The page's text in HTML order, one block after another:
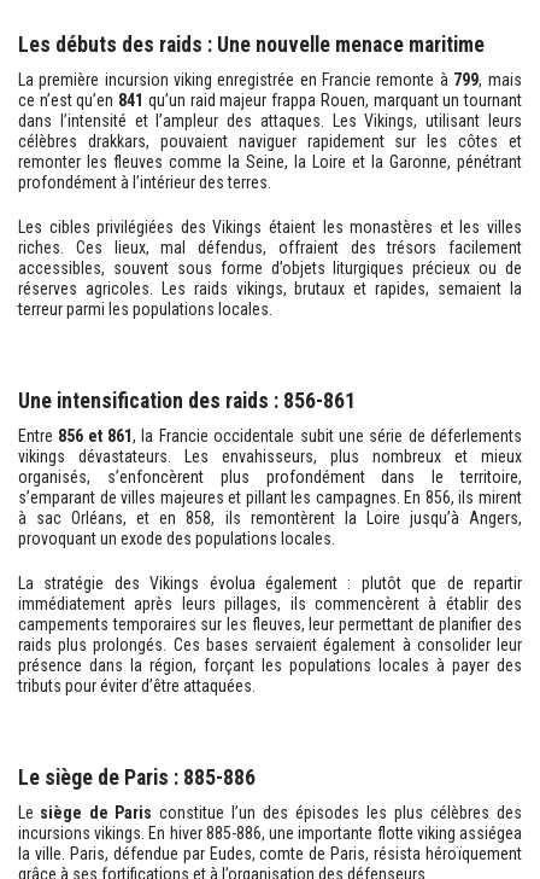
Les débuts des raids : Une nouvelle menace maritime
La première incursion viking enregistrée en Francie remonte à 799, mais
ce n’est qu’en 841 qu’un raid majeur frappa Rouen, marquant un tournant
dans l’intensité et l’ampleur des attaques. Les Vikings, utilisant leurs
célèbres drakkars, pouvaient naviguer rapidement sur les côtes et
remonter les fleuves comme la Seine, la Loire et la Garonne, pénétrant
profondément à l’intérieur des terres.
Les cibles privilégiées des Vikings étaient les monastères et les villes
riches. Ces lieux, mal défendus, offraient des trésors facilement
accessibles, souvent sous forme d’objets liturgiques précieux ou de
réserves agricoles. Les raids vikings, brutaux et rapides, semaient la
terreur parmi les populations locales.
Une intensification des raids : 856-861
Entre 856 et 861, la Francie occidentale subit une série de déferlements
vikings dévastateurs. Les envahisseurs, plus nombreux et mieux
organisés, s’enfoncèrent plus profondément dans le territoire,
s’emparant de villes majeures et pillant les campagnes. En 856, ils mirent
à sac Orléans, et en 858, ils remontèrent la Loire jusqu’à Angers,
provoquant un exode des populations locales.
La stratégie des Vikings évolua également : plutôt que de repartir
immédiatement après leurs pillages, ils commencèrent à établir des
campements temporaires sur les fleuves, leur permettant de planifier des
raids plus prolongés. Ces bases servaient également à consolider leur
présence dans la région, forçant les populations locales à payer des
tributs pour éviter d’être attaquées.
Le siège de Paris : 885-886
Le siège de Paris constitue l’un des épisodes les plus célèbres des
incursions vikings. En hiver 885-886, une importante flotte viking assiégea
la ville. Paris, défendue par Eudes, comte de Paris, résista héroïquement
grâce à ses fortifications et à l’organisation des défenseurs.